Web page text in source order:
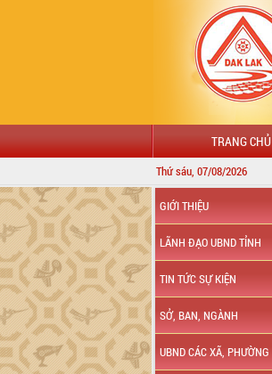
TRANG CHỦ
Thứ sáu, 07/08/2026
GIỚI THIỆU
LÃNH ĐẠO UBND TỈNH
TIN TỨC SỰ KIỆN
SỞ, BAN, NGÀNH
UBND CÁC XÃ, PHƯỜNG